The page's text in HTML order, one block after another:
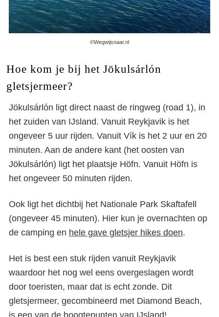
©Wegwijsnaar.nl
Hoe kom je bij het Jökulsárlón
gletsjermeer?
Jökulsárlón ligt direct naast de ringweg (road 1), in
het zuiden van IJsland. Vanuit Reykjavik is het
ongeveer 5 uur rijden. Vanuit Vík is het 2 uur en 20
minuten. Aan de andere kant (het oosten van
Jökulsárlón) ligt het plaatsje Höfn. Vanuit Höfn is
het ongeveer 50 minuten rijden.
Ook ligt het dichtbij het Nationale Park Skaftafell
(ongeveer 45 minuten). Hier kun je overnachten op
de camping en hele gave gletsjer hikes doen.
Het is best een stuk rijden vanuit Reykjavik
waardoor het nog wel eens overgeslagen wordt
door toeristen, maar dat is echt zonde. Dit
gletsjermeer, gecombineerd met Diamond Beach,